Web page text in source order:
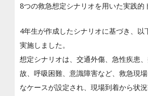
8つの救急想定シナリオを用いた実践的
4年生が作成したシナリオに基づき、以
実施しました。
想定シナリオは、交通外傷、急性疾患
故、呼吸困難、意識障害など、救急現
なケースが設定され、現場到着から状